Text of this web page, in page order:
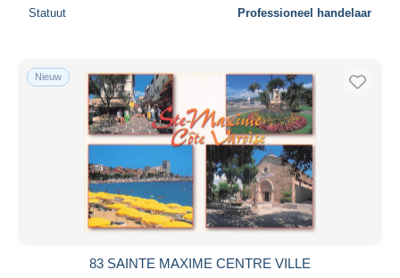
Statuut Professioneel handelaar
Nieuw
83 SAINTE MAXIME CENTRE VILLE